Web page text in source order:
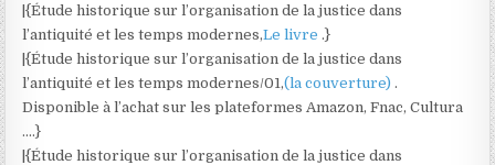
|{Étude historique sur l’organisation de la justice dans
l’antiquité et les temps modernes,Le livre .}
|{Étude historique sur l’organisation de la justice dans
l’antiquité et les temps modernes/01,(la couverture) .
Disponible à l’achat sur les plateformes Amazon, Fnac, Cultura
….}
|{Étude historique sur l’organisation de la justice dans